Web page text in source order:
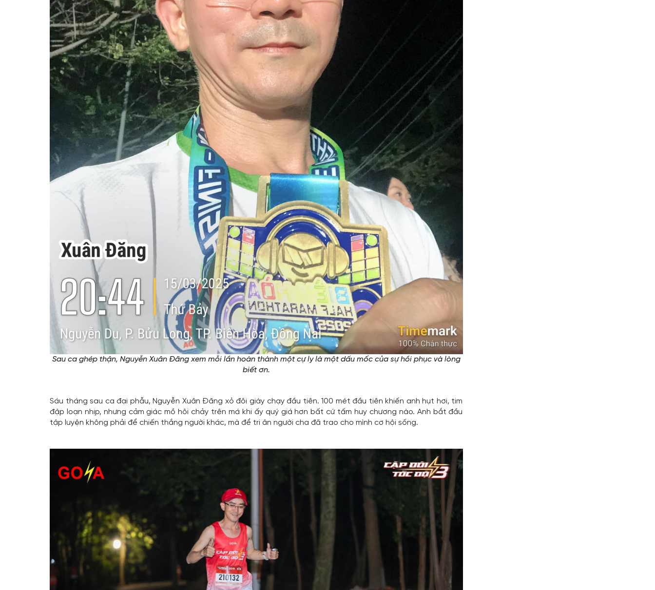
Sau ca ghép thận, Nguyễn Xuân Đăng xem mỗi lần hoàn thành một cự ly là một dấu mốc của sự hồi phục và lòng
biết ơn.
Sáu tháng sau ca đại phẫu, Nguyễn Xuân Đăng xỏ đôi giày chạy đầu tiên. 100 mét đầu tiên khiến anh hụt hơi, tim
đập loạn nhịp, nhưng cảm giác mồ hôi chảy trên má khi ấy quý giá hơn bất cứ tấm huy chương nào. Anh bắt đầu
tập luyện không phải để chiến thắng người khác, mà để tri ân người cha đã trao cho mình cơ hội sống.